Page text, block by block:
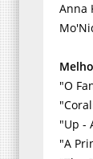
Anna
"O
"Up -
"A